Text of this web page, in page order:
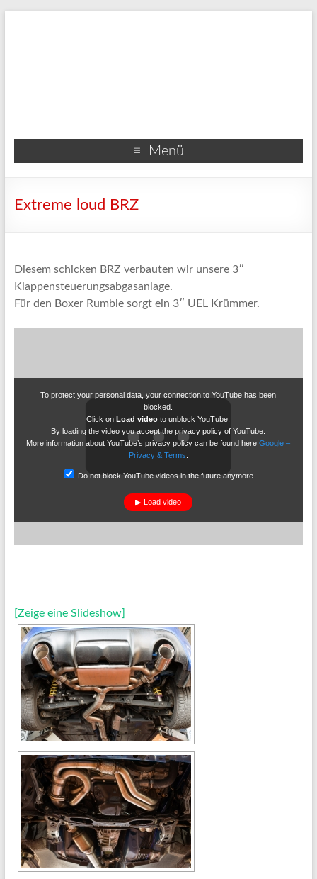
Menü
Extreme loud BRZ
Diesem schicken BRZ verbauten wir unsere 3″
Klappensteuerungsabgasanlage.
Für den Boxer Rumble sorgt ein 3″ UEL Krümmer.
To protect your personal data, your connection to YouTube has been
blocked.
Click onLoad video to unblock YouTube.
By loading the video you accept the privacy policy of YouTube.
More information about YouTube’s privacy policy can be found hereGoogle –
Privacy & Terms
Do not block YouTube videos in the future anymore.
Load video
[Zeige eine Slideshow]